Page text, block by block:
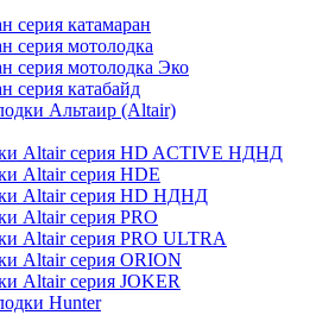
серия катамаран
серия мотолодка
серия мотолодка Эко
серия катабайд
Альтаир (Altair)
Altair серия HD ACTIVE НДНД
Altair серия HDE
Altair серия HD НДНД
Altair серия PRO
Altair серия PRO ULTRA
Altair серия ORION
Altair серия JOKER
Hunter